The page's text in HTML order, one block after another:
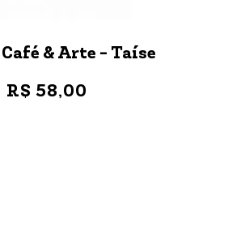
Café & Arte - Taíse
R$ 58,00